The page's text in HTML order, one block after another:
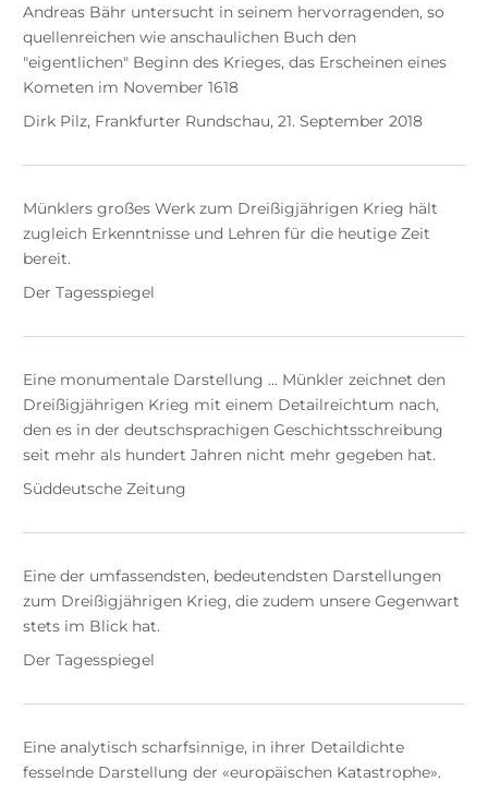
Andreas Bähr untersucht in seinem hervorragenden, so
quellenreichen wie anschaulichen Buch den
"eigentlichen" Beginn des Krieges, das Erscheinen eines
Kometen im November 1618
Dirk Pilz, Frankfurter Rundschau, 21. September 2018
Münklers großes Werk zum Dreißigjährigen Krieg hält
zugleich Erkenntnisse und Lehren für die heutige Zeit
bereit.
Der Tagesspiegel
Eine monumentale Darstellung ... Münkler zeichnet den
Dreißigjährigen Krieg mit einem Detailreichtum nach,
den es in der deutschsprachigen Geschichtsschreibung
seit mehr als hundert Jahren nicht mehr gegeben hat.
Süddeutsche Zeitung
Eine der umfassendsten, bedeutendsten Darstellungen
zum Dreißigjährigen Krieg, die zudem unsere Gegenwart
stets im Blick hat.
Der Tagesspiegel
Eine analytisch scharfsinnige, in ihrer Detaildichte
fesselnde Darstellung der «europäischen Katastrophe».